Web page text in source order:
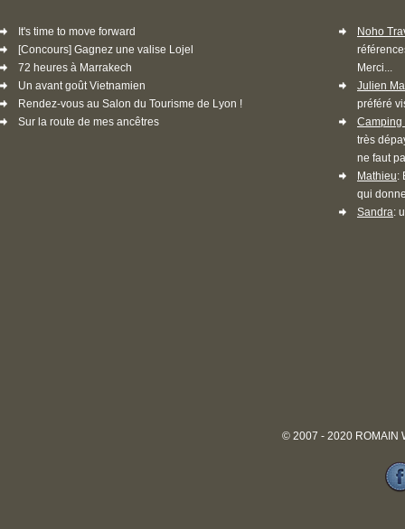
It's time to move forward
[Concours] Gagnez une valise Lojel
72 heures à Marrakech
Un avant goût Vietnamien
Rendez-vous au Salon du Tourisme de Lyon !
Sur la route de mes ancêtres
Noho
Merci...
Julien
préféré
Camping
très
ne faut
Mathieu:
qui
Sandra:
© 2007 - 2020 ROMAIN